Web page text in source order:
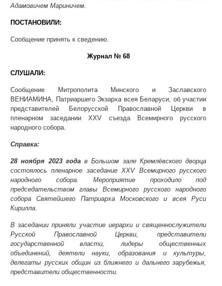
Адамовичем Мариничем.
ПОСТАНОВИЛИ:
Сообщение принять к сведению.
Журнал № 68
СЛУШАЛИ:
Сообщение Митрополита Минского и Заславского
ВЕНИАМИНА, Патриаршего Экзарха всея Беларуси, об участии
представителей Белорусской Православной Церкви в
пленарном заседании XXV съезда Всемирного русского
народного собора.
Справка:
28 ноября 2023 годав Большом зале Кремлёвского дворца
состоялось пленарное заседание XXV Всемирного русского
народного собора. Мероприятие проходило под
председательством главы Всемирного русского народного
собора Святейшего Патриарха Московского и всея Руси
Кирилла.
В заседании приняли участие иерархи и священнослужители
Русской Православной Церкви, представители
государственной власти, лидеры общественных
объединений, деятели науки, образования и культуры,
делегаты русских общин из ближнего и дальнего зарубежья,
представители общественности.